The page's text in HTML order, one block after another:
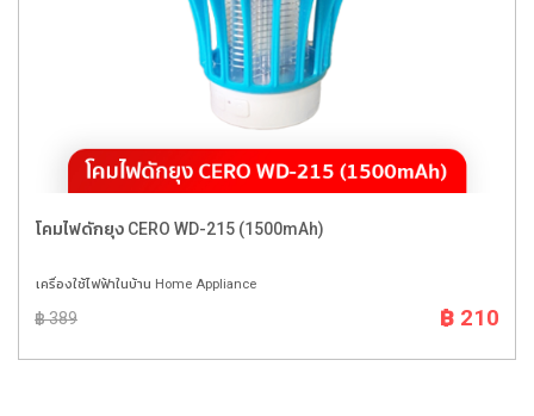
โคมไฟดักยุง CERO WD-215 (1500mAh)
เครื่องใช้ไฟฟ้าในบ้าน Home Appliance
฿ 389 ฿ 210